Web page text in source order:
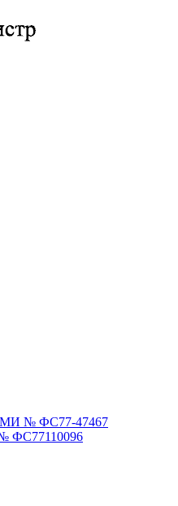
СМИ № ФС77-47467
ФС77110096